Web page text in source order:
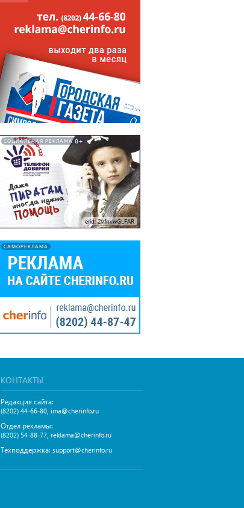
СОЦИАЛЬНАЯ РЕКЛАМА 0+
erid: 2VfnxwGLFAR
САМОРЕКЛАМА
КОНТАКТЫ
Редакция сайта:
(8202) 44-66-80, ima@cherinfo.ru
Отдел рекламы:
(8202) 54-88-77, reklama@cherinfo.ru
Техподдержка: support@cherinfo.ru